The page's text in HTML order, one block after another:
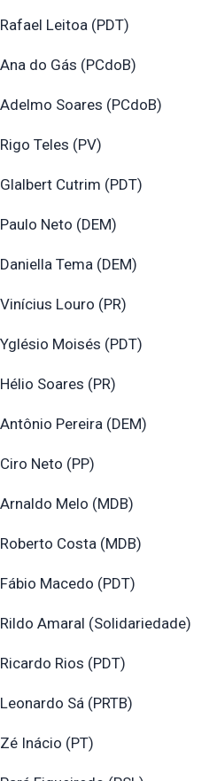
Rafael Leitoa (PDT)
Ana do Gás (PCdoB)
Adelmo Soares (PCdoB)
Rigo Teles (PV)
Glalbert Cutrim (PDT)
Paulo Neto (DEM)
Daniella Tema (DEM)
Vinícius Louro (PR)
Yglésio Moisés (PDT)
Hélio Soares (PR)
Antônio Pereira (DEM)
Ciro Neto (PP)
Arnaldo Melo (MDB)
Roberto Costa (MDB)
Fábio Macedo (PDT)
Rildo Amaral (Solidariedade)
Ricardo Rios (PDT)
Leonardo Sá (PRTB)
Zé Inácio (PT)